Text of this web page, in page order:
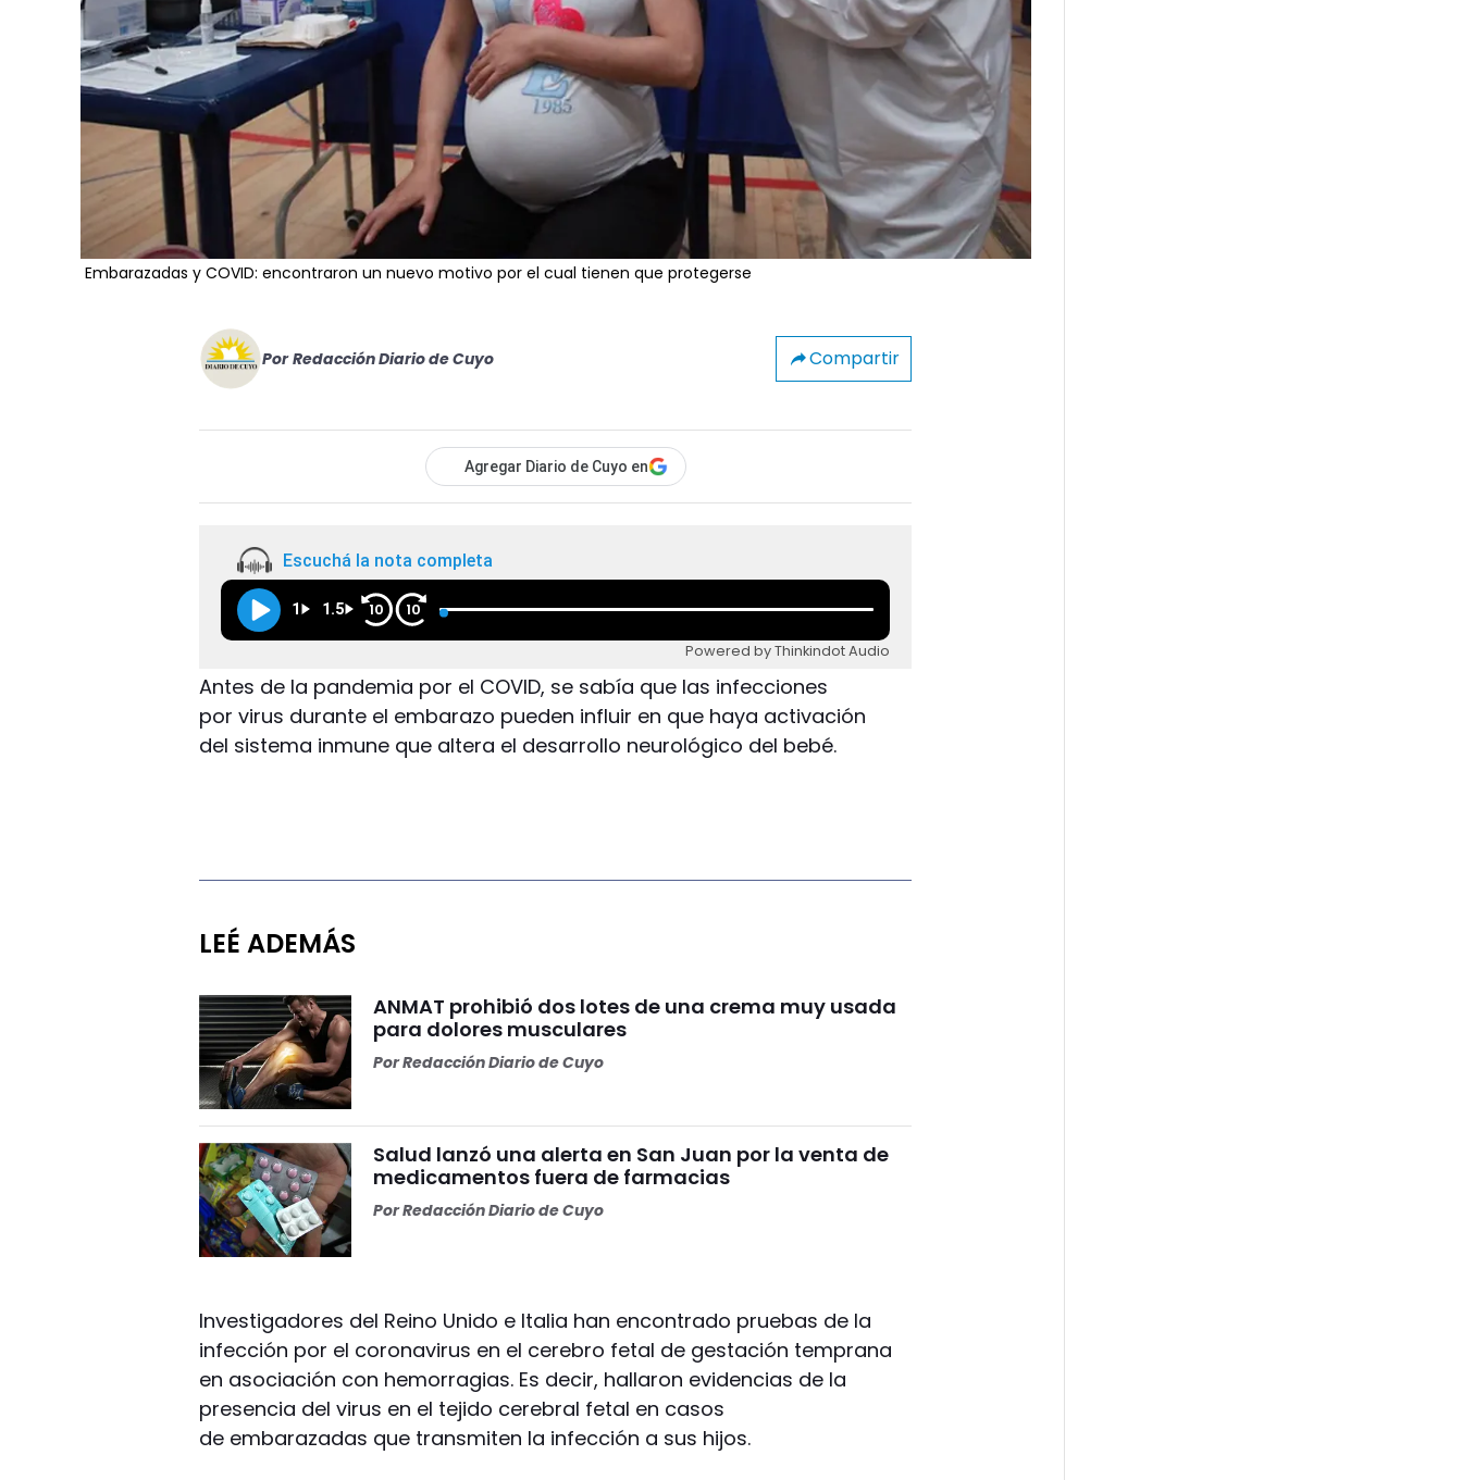
Embarazadas y COVID: encontraron un nuevo motivo por el cual tienen que protegerse
Por Redacción Diario de Cuyo Compartir
Agregar Diario de Cuyo en
Escuchá la nota completa
1 1.5 10 10
Powered by Thinkindot Audio
Antes de la pandemia por el COVID, se sabía que las infecciones
por virus durante el embarazo pueden influir en que haya activación
del sistema inmune que altera el desarrollo neurológico del bebé.
LEÉ ADEMÁS
ANMAT prohibió dos lotes de una crema muy usada
para dolores musculares
PorRedacción Diario de Cuyo
Salud lanzó una alerta en San Juan por la venta de
medicamentos fuera de farmacias
PorRedacción Diario de Cuyo
Investigadores del Reino Unido e Italia han encontrado pruebas de la
infección por el coronavirus en el cerebro fetal de gestación temprana
en asociación con hemorragias. Es decir, hallaron evidencias de la
presencia del virus en el tejido cerebral fetal en casos
de embarazadas que transmiten la infección a sus hijos.